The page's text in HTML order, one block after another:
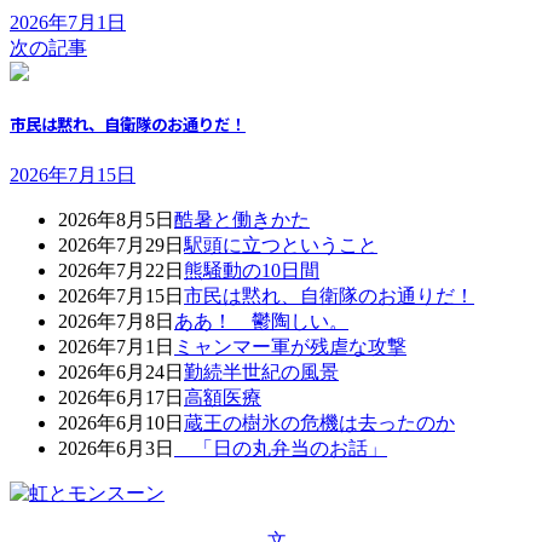
2026年7月1日
次の記事
市民は黙れ、自衛隊のお通りだ！
2026年7月15日
2026年8月5日 酷暑と働きかた
2026年7月29日 駅頭に立つということ
2026年7月22日 熊騒動の10日間
2026年7月15日 市民は黙れ、自衛隊のお通りだ！
2026年7月8日 ああ！ 鬱陶しい。
2026年7月1日 ミャンマー軍が残虐な攻撃
2026年6月24日 勤続半世紀の風景
2026年6月17日 高額医療
2026年6月10日 蔵王の樹氷の危機は去ったのか
2026年6月3日
「日の丸弁当のお話」